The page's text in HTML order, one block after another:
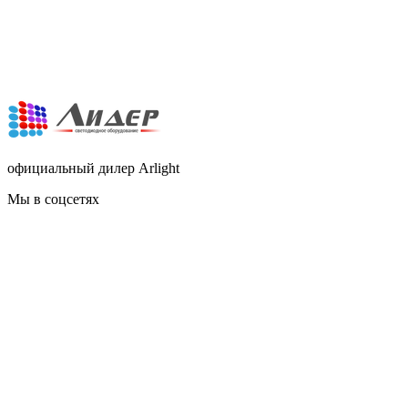
официальный дилер Arlight
Мы в соцсетях